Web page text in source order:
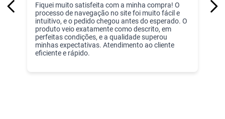
Fiquei muito satisfeita com a minha compra! O
processo de navegação no site foi muito fácil e
intuitivo, e o pedido chegou antes do esperado. O
produto veio exatamente como descrito, em
perfeitas condições, e a qualidade superou
minhas expectativas. Atendimento ao cliente
eficiente e rápido.